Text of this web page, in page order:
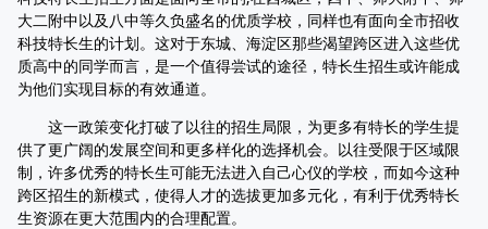
大二附中以及八中等久负盛名的优质学校，同样也有面向全市招收
科技特长生的计划。这对于东城、海淀区那些渴望跨区进入这些优
质高中的同学而言，是一个值得尝试的途径，特长生招生或许能成
为他们实现目标的有效通道。
这一政策变化打破了以往的招生局限，为更多有特长的学生提
供了更广阔的发展空间和更多样化的选择机会。以往受限于区域限
制，许多优秀的特长生可能无法进入自己心仪的学校，而如今这种
跨区招生的新模式，使得人才的选拔更加多元化，有利于优秀特长
生资源在更大范围内的合理配置。